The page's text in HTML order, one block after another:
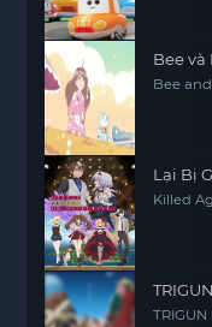
Bee và
Bee
Lại Bị
Killed